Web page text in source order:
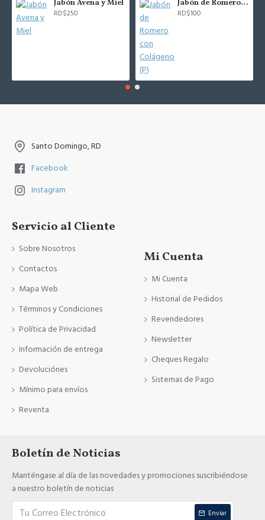
Jabón Avena y Miel
RD$250
Jabón de Romero con Colágeno (P)
RD$100
Santo Domingo, RD
Facebook
Instagram
Servicio al Cliente
Sobre Nosotros
Contactos
Mapa Web
Términos y Condiciones
Política de Privacidad
Información de entrega
Devoluciónes
Mínimo para envíos
Reventa
Mi Cuenta
Mi Cuenta
Historial de Pedidos
Revendedores
Newsletter
Cheques Regalo
Sistemas de Pago
Boletín de Noticias
Manténgase al día de las novedades y promociones suscribiéndose
a nuestro boletín de noticias
Enviar